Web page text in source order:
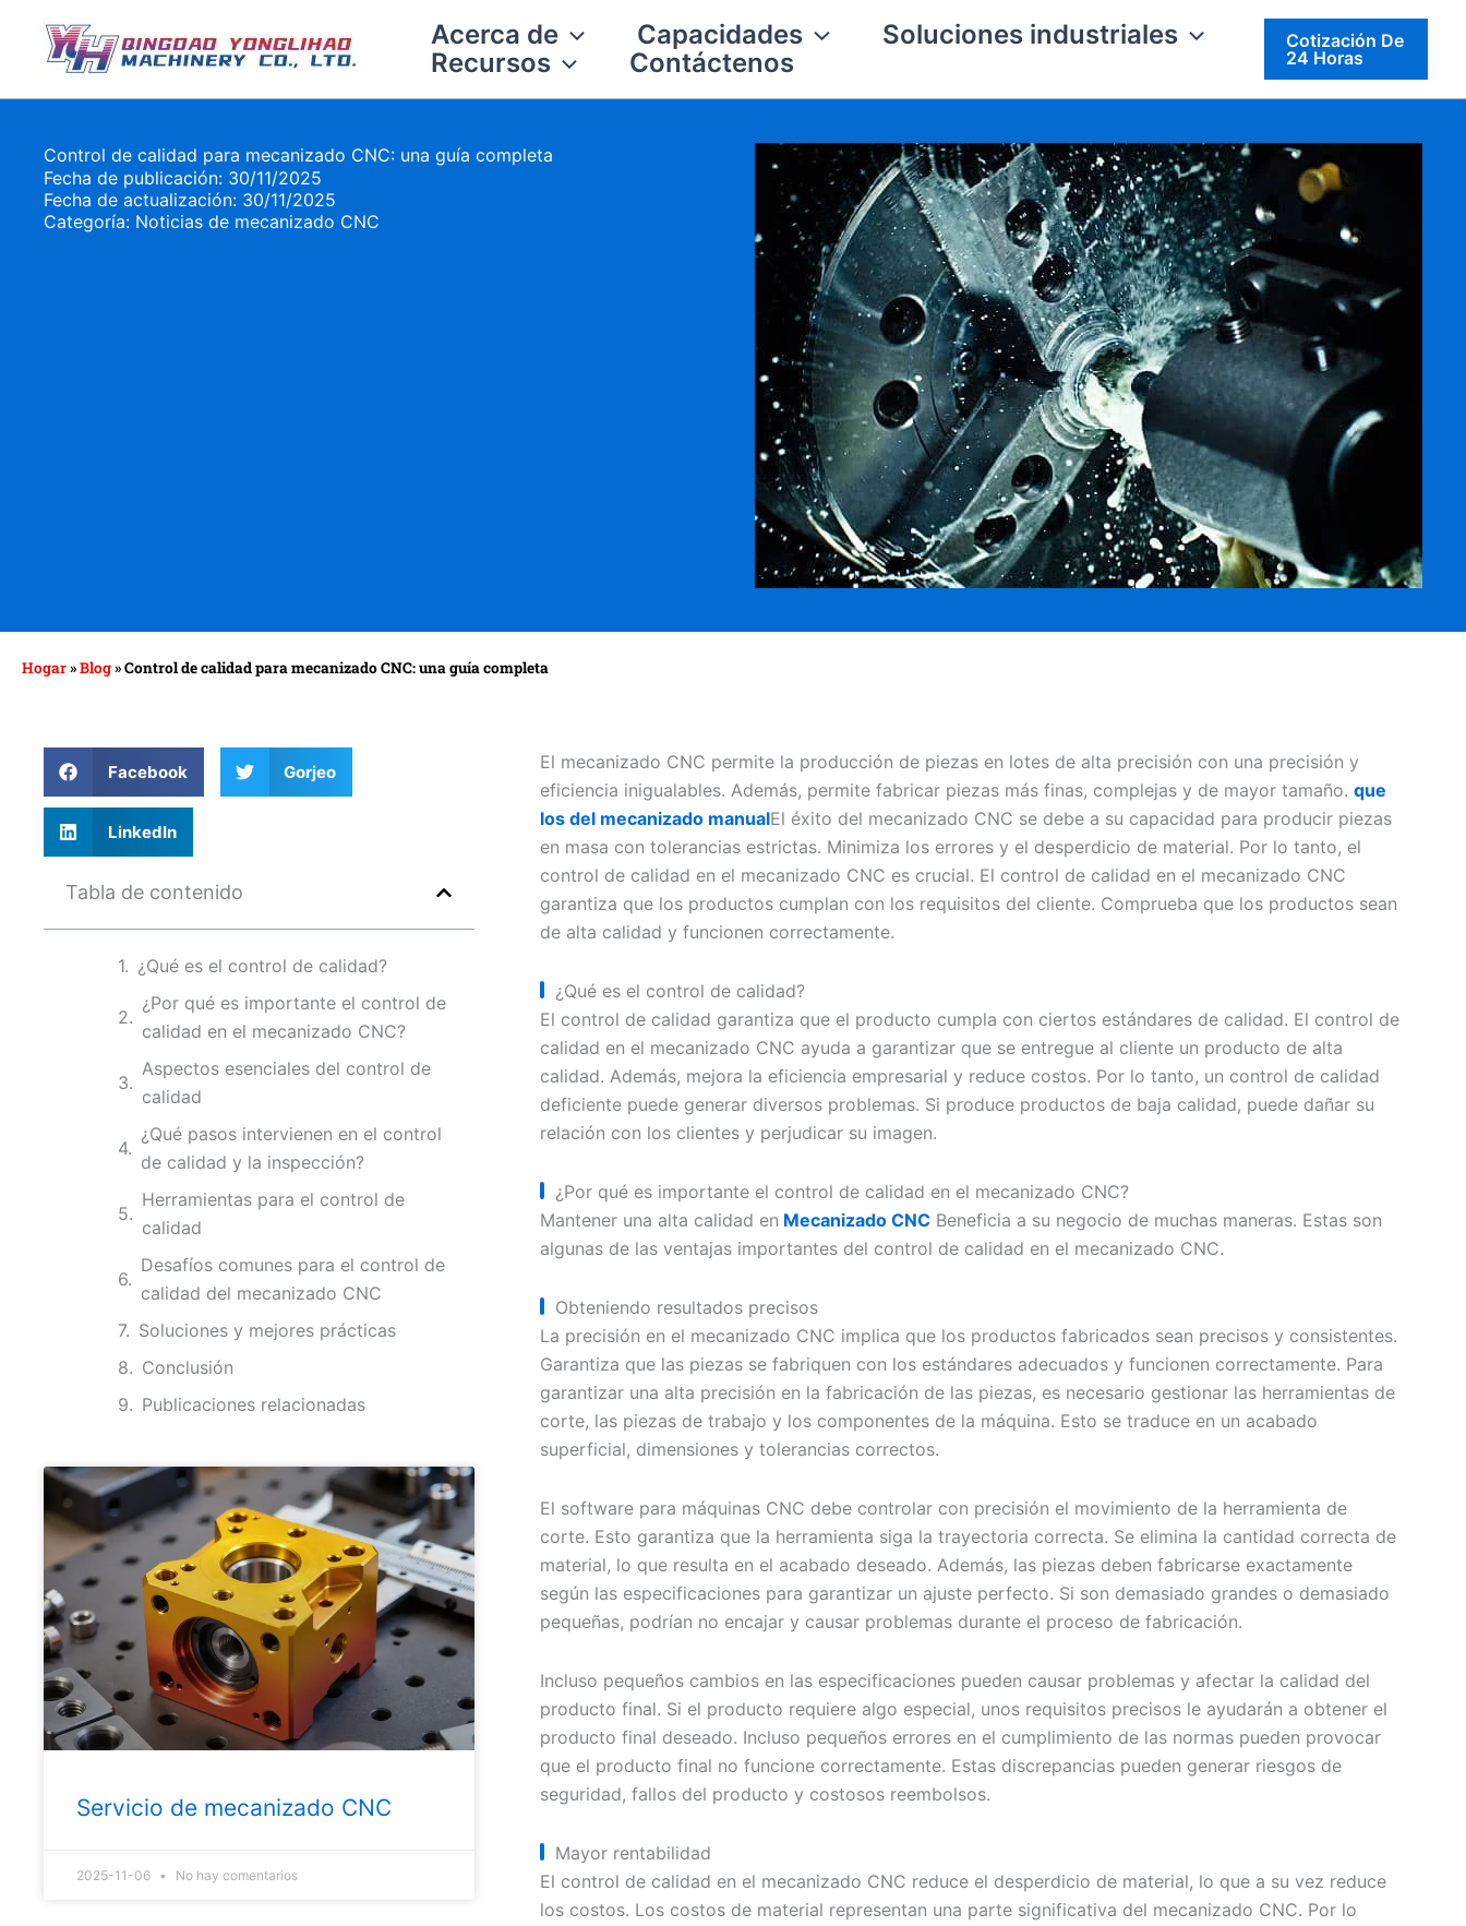
contenido
Acerca de Capacidades
Soluciones industriales
Recursos
Contáctenos
Cotización De
24 Horas
Control de calidad para mecanizado CNC: una guía completa
Fecha de publicación: 30/11/2025
Fecha de actualización: 30/11/2025
Categoría: Noticias de mecanizado CNC
Hogar»Blog»Control de calidad para mecanizado CNC: una guía completa
Facebook Gorjeo
LinkedIn
Tabla de contenido
¿Qué es el control de calidad?
¿Por qué es importante el control de
calidad en el mecanizado CNC?
Aspectos esenciales del control de
calidad
¿Qué pasos intervienen en el control
de calidad y la inspección?
Herramientas para el control de
calidad
Desafíos comunes para el control de
calidad del mecanizado CNC
Soluciones y mejores prácticas
Conclusión
Publicaciones relacionadas
Servicio de mecanizado CNC
2025-11-06 No hay comentarios
El mecanizado CNC permite la producción de piezas en lotes de alta precisión con una precisión y
eficiencia inigualables. Además, permite fabricar piezas más finas, complejas y de mayor tamaño. que
los del mecanizado manualEl éxito del mecanizado CNC se debe a su capacidad para producir piezas
en masa con tolerancias estrictas. Minimiza los errores y el desperdicio de material. Por lo tanto, el
control de calidad en el mecanizado CNC es crucial. El control de calidad en el mecanizado CNC
garantiza que los productos cumplan con los requisitos del cliente. Comprueba que los productos sean
de alta calidad y funcionen correctamente.
¿Qué es el control de calidad?
El control de calidad garantiza que el producto cumpla con ciertos estándares de calidad. El control de
calidad en el mecanizado CNC ayuda a garantizar que se entregue al cliente un producto de alta
calidad. Además, mejora la eficiencia empresarial y reduce costos. Por lo tanto, un control de calidad
deficiente puede generar diversos problemas. Si produce productos de baja calidad, puede dañar su
relación con los clientes y perjudicar su imagen.
¿Por qué es importante el control de calidad en el mecanizado CNC?
Mantener una alta calidad en Mecanizado CNCBeneficia a su negocio de muchas maneras. Estas son
algunas de las ventajas importantes del control de calidad en el mecanizado CNC.
Obteniendo resultados precisos
La precisión en el mecanizado CNC implica que los productos fabricados sean precisos y consistentes.
Garantiza que las piezas se fabriquen con los estándares adecuados y funcionen correctamente. Para
garantizar una alta precisión en la fabricación de las piezas, es necesario gestionar las herramientas de
corte, las piezas de trabajo y los componentes de la máquina. Esto se traduce en un acabado
superficial, dimensiones y tolerancias correctos.
El software para máquinas CNC debe controlar con precisión el movimiento de la herramienta de
corte. Esto garantiza que la herramienta siga la trayectoria correcta. Se elimina la cantidad correcta de
material, lo que resulta en el acabado deseado. Además, las piezas deben fabricarse exactamente
según las especificaciones para garantizar un ajuste perfecto. Si son demasiado grandes o demasiado
pequeñas, podrían no encajar y causar problemas durante el proceso de fabricación.
Incluso pequeños cambios en las especificaciones pueden causar problemas y afectar la calidad del
producto final. Si el producto requiere algo especial, unos requisitos precisos le ayudarán a obtener el
producto final deseado. Incluso pequeños errores en el cumplimiento de las normas pueden provocar
que el producto final no funcione correctamente. Estas discrepancias pueden generar riesgos de
seguridad, fallos del producto y costosos reembolsos.
Mayor rentabilidad
El control de calidad en el mecanizado CNC reduce el desperdicio de material, lo que a su vez reduce
los costos. Los costos de material representan una parte significativa del mecanizado CNC. Por lo